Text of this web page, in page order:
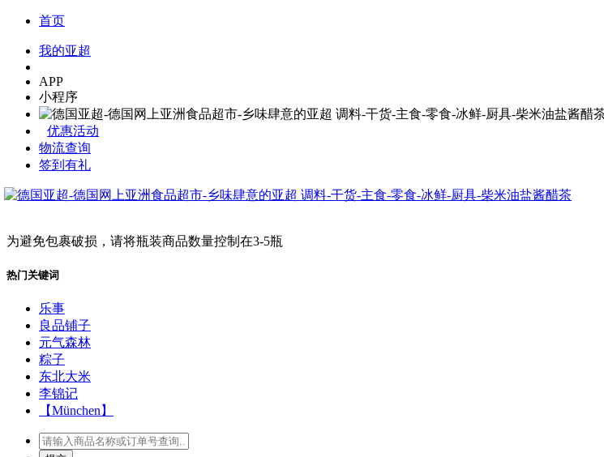
首页
我的亚超
APP
小程序
优惠活动
物流查询
签到有礼
为避免包裹破损，请将瓶装商品数量控制在3-5瓶
热门关键词
乐事
良品铺子
元气森林
粽子
东北大米
李锦记
【München】